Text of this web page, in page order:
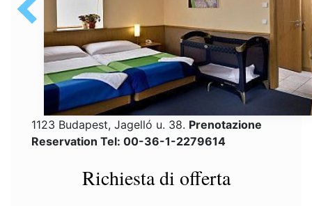
1123 Budapest, Jagelló u. 38. Prenotazione
Reservation Tel: 00-36-1-2279614
Richiesta di offerta